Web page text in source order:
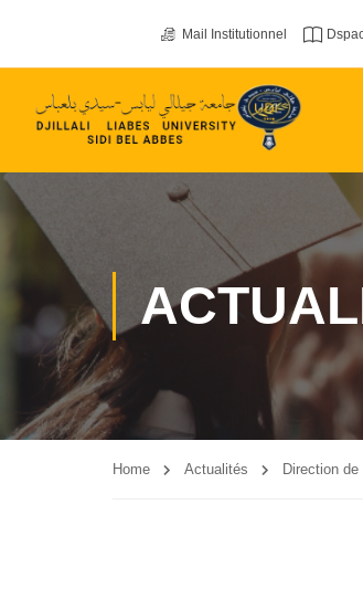
Mail Institutionnel
Home Actualités Direction